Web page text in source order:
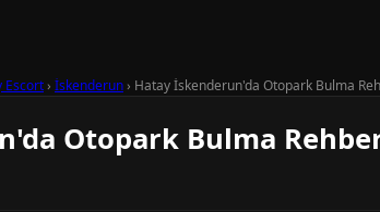
Escort› İskenderun› Hatay İskenderun'da Otopark Bulma
Otopark Bulma